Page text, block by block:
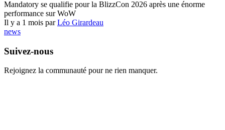
Mandatory se qualifie pour la BlizzCon 2026 après une énorme
performance sur WoW
Il y a 1 mois parLéo Girardeau
news
Suivez-nous
Rejoignez la communauté pour ne rien manquer.